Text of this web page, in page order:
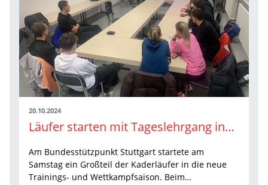
20.10.2024
Läufer starten mit Tageslehrgang ins neue Trainingsjahr
Am Bundesstützpunkt Stuttgart startete am
Samstag ein Großteil der Kaderläufer in die neue
Trainings- und Wettkampfsaison. Beim…